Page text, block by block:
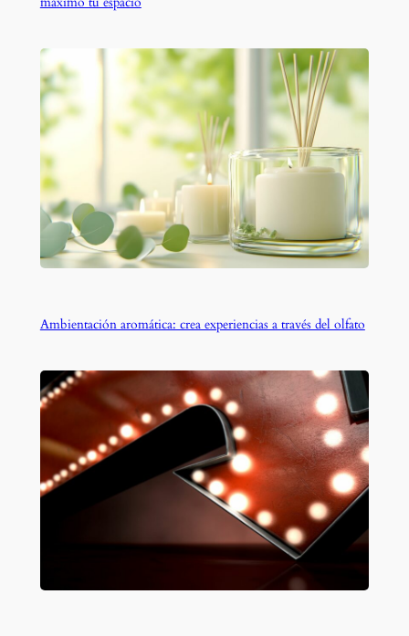
Ambientación aromática: crea experiencias a través del olfato